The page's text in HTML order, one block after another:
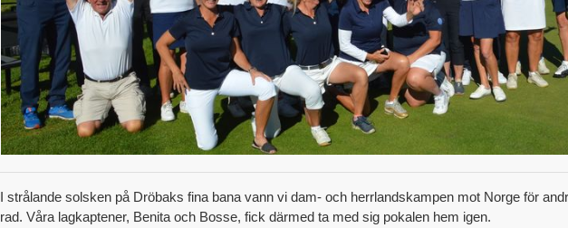
I strålande solsken på Dröbaks fina bana vann vi dam- och herrlandskampen mot Norge för
rad. Våra lagkaptener, Benita och Bosse, fick därmed ta med sig pokalen hem igen.